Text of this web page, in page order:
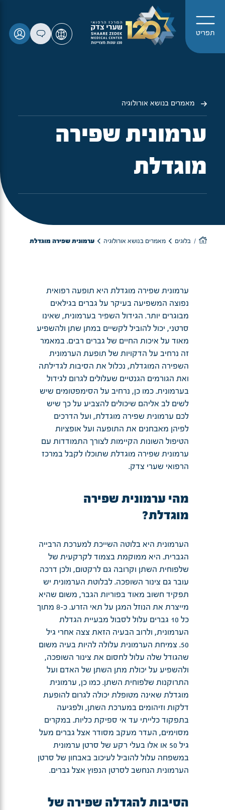
תפריט
מאמרים בנושא אורולוגיה
ערמונית שפירה
מוגדלת
בלוגים מאמרים בנושא אורולוגיה ערמונית שפירה מוגדלת
ערמונית שפירה מוגדלת היא תופעה רפואית
נפוצה המשפיעה בעיקר על גברים בגילאים
מבוגרים יותר. הגידול השפיר בערמונית, שאינו
סרטני, יכול להוביל לקשיים במתן שתן ולהשפיע
מאוד על איכות החיים של גברים רבים. במאמר
זה נרחיב על הדקויות של תופעת הערמונית
השפירה המוגדלת, נכלול את הסיבות לגדילתה
ואת הגורמים הגנטיים שעלולים לגרום לגידול
בערמונית. כמו כן, נרחיב על הסימפטומים שיש
לשים לב אליהם שיכולים להצביע על כך שיש
לכם ערמונית שפירה מוגדלת, ועל הדרכים
לפיהן מאבחנים את התופעה ועל אופציות
הטיפול השונות הקיימות לצורך התמודדות עם
ערמונית שפירה מוגדלת שתוכלו לקבל במרכז
הרפואי שערי צדק.
מהי ערמונית שפירה
מוגדלת?
הערמונית היא בלוטה השייכת למערכת הרבייה
הגברית. היא ממוקמת בצמוד לקרקעית של
שלפוחית השתן וקרובה גם לרקטום, ולכן דרכה
עובר גם צינור השופכה. לבלוטת הערמונית יש
תפקיד חשוב מאוד בפוריות הגבר, משום שהיא
מייצרת את הנוזל המגן על תאי הזרע. כ-8 מתוך
כל 10 גברים עלול לסבול מבעיית הגדלת
הערמונית, ולרוב הבעיה הזאת צצה אחרי גיל
50. צמיחת הערמונית עלולה להיות בעיה משום
שהגודל שלה עלול לחסום את צינור השופכה,
ולהשפיע על יכולת מתן השתן של האדם ועל
התרוקנות שלפוחית השתן. כמו כן, ערמונית
מוגדלת שאינה מטופלת יכולה לגרום להופעת
דלקות וזיהומים במערכת השתן, ולפגיעה
בתפקוד כלייתי עד אי ספיקת כליות. במקרים
מסוימים, העדר מעקב מסודר אצל גברים מעל
גיל 50 או אלו בעלי רקע של סרטן ערמונית
במשפחה עלול להוביל לעיכוב באבחון של סרטן
הערמונית הנחשב לסרטן הנפוץ אצל גברים.
הסיבות להגדלה שפירה של